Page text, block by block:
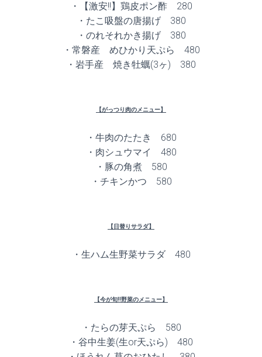
・【激安!!】鶏皮ポン酢 280
・たこ吸盤の唐揚げ 380
・のれそれかき揚げ 380
・常磐産 めひかり天ぷら 480
・岩手産 焼き牡蠣(3ヶ) 380
【がっつり肉のメニュー】
・牛肉のたたき 680
・肉シュウマイ 480
・豚の角煮 580
・チキンかつ 580
【日替りサラダ】
・生ハム生野菜サラダ 480
【今が旬!!野菜のメニュー】
・たらの芽天ぷら 580
・谷中生姜(生or天ぷら) 480